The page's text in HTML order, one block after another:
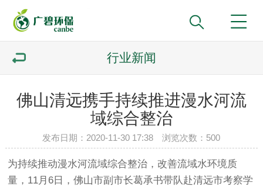
行业新闻
佛山清远携手持续推进漫水河流
域综合整治
发布日期：2020-11-30 17:38 浏览次数： 500
为持续推动漫水河流域综合整治，改善流域水环境质
量，11月6日，佛山市副市长葛承书带队赴清远市考察学